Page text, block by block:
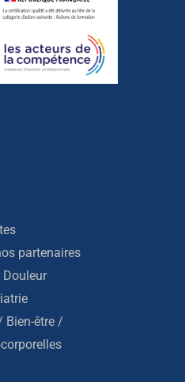
partenaires
Bien-être /